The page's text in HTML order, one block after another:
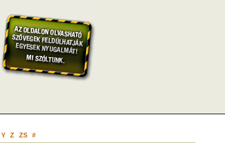
Y Z ZS #